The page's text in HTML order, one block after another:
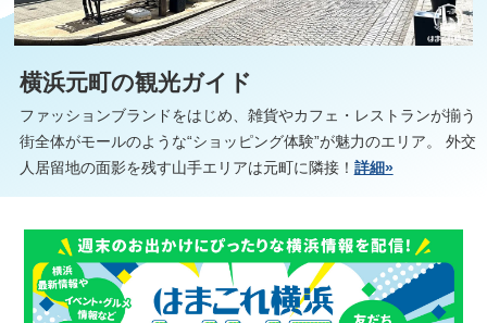
横浜元町の観光ガイド
ファッションブランドをはじめ、雑貨やカフェ・レストランが揃う
街全体がモールのような“ショッピング体験”が魅力のエリア。 外交
人居留地の面影を残す山手エリアは元町に隣接！ 詳細»